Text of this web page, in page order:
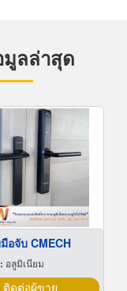
ลล่าสุด
อจับ CMECH
อลูมิเนียม
ติดต่อผู้ขาย